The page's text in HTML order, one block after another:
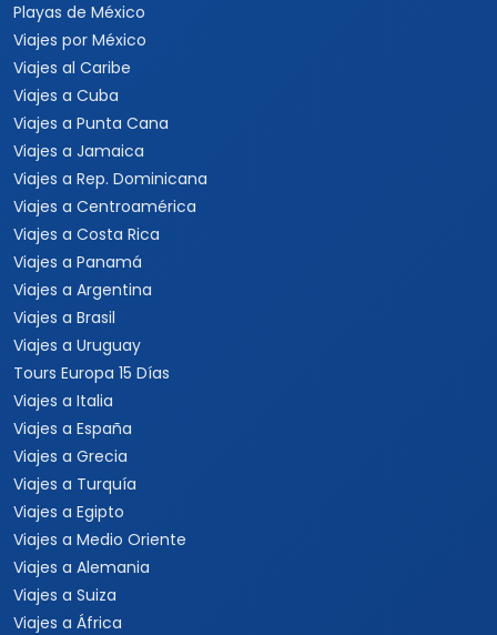
Playas de México
Viajes por México
Viajes al Caribe
Viajes a Cuba
Viajes a Punta Cana
Viajes a Jamaica
Viajes a Rep. Dominicana
Viajes a Centroamérica
Viajes a Costa Rica
Viajes a Panamá
Viajes a Argentina
Viajes a Brasil
Viajes a Uruguay
Tours Europa 15 Días
Viajes a Italia
Viajes a España
Viajes a Grecia
Viajes a Turquía
Viajes a Egipto
Viajes a Medio Oriente
Viajes a Alemania
Viajes a Suiza
Viajes a África